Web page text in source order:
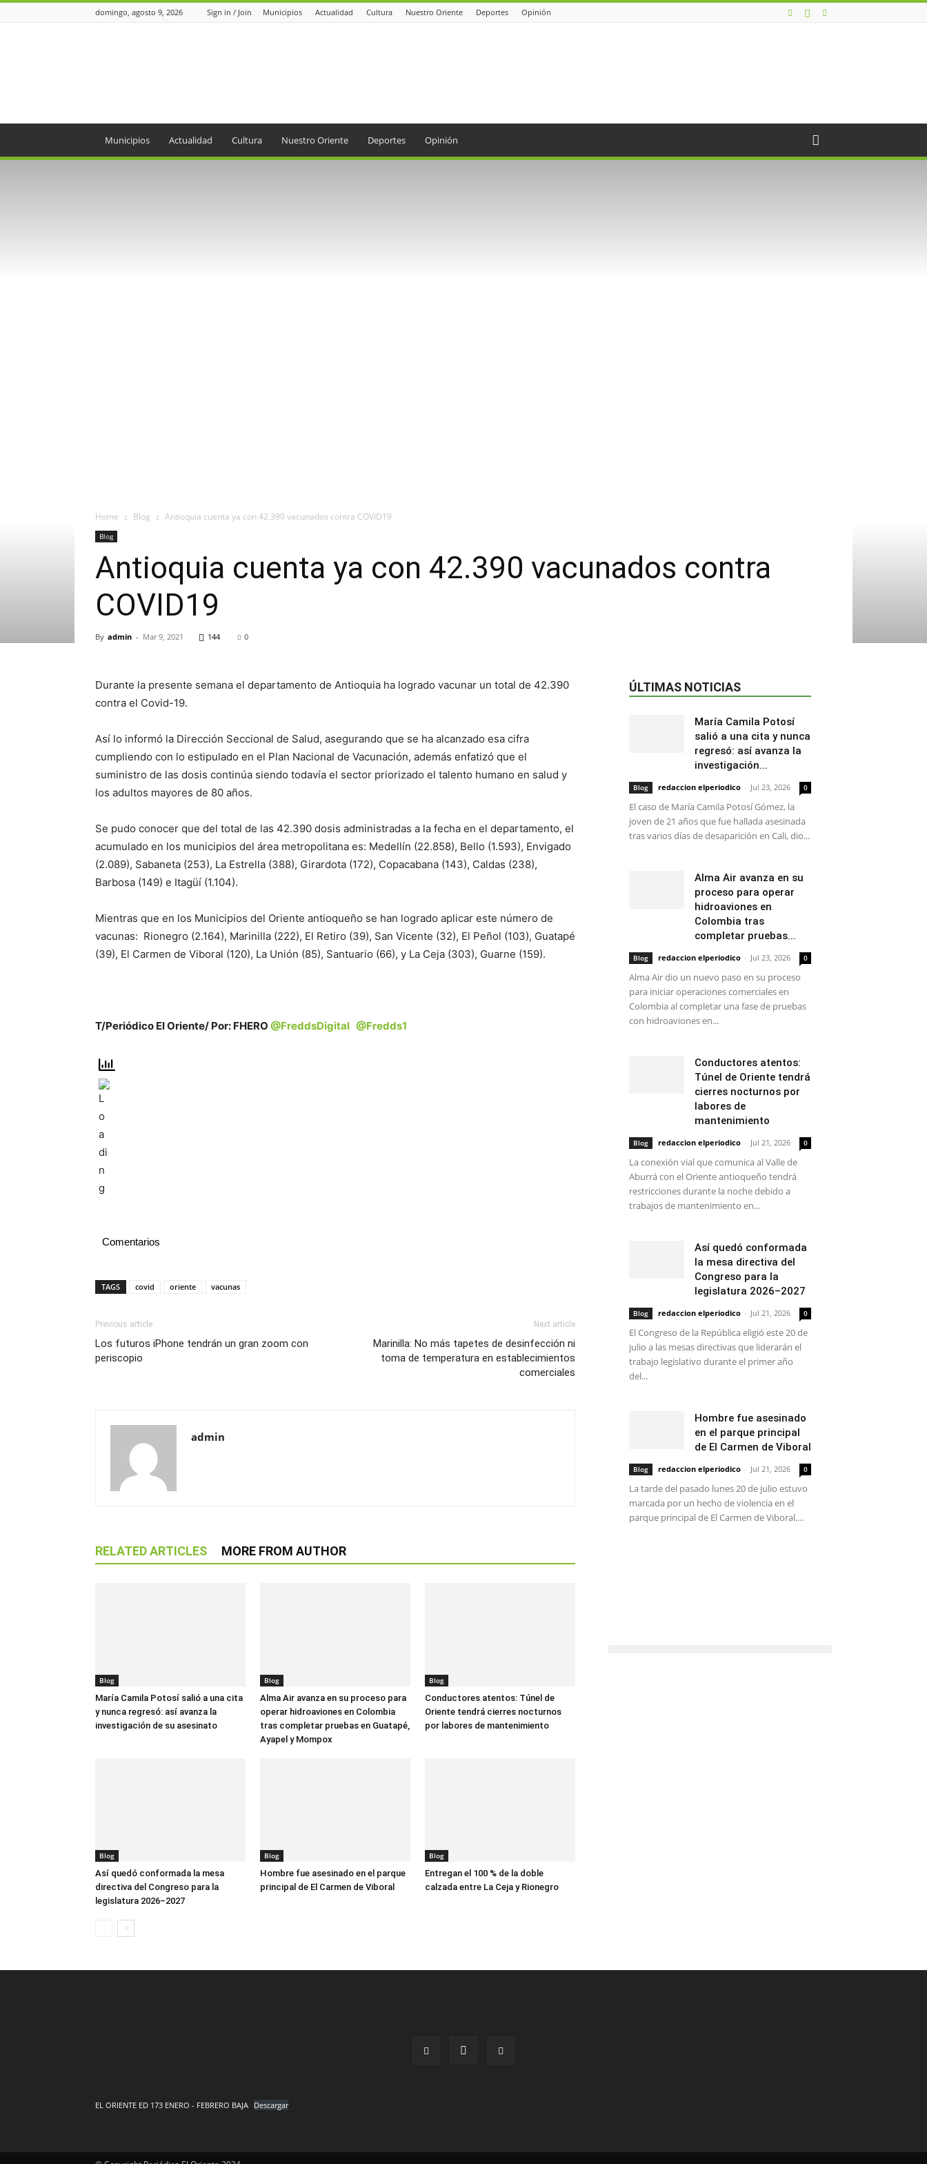
domingo, agosto 9, 2026 Sign in / Join Municipios Actualidad Cultura Nuestro Oriente Deportes Opinión
Municipios Actualidad Cultura Nuestro Oriente Deportes Opinión
Home Blog Antioquia cuenta ya con 42.390 vacunados contra COVID19
Blog
Antioquia cuenta ya con 42.390 vacunados contra
COVID19
By admin - Mar 9, 2021 144 0
Durante la presente semana el departamento de Antioquia ha logrado vacunar un total de 42.390
contra el Covid-19.
Así lo informó la Dirección Seccional de Salud, asegurando que se ha alcanzado esa cifra
cumpliendo con lo estipulado en el Plan Nacional de Vacunación, además enfatizó que el
suministro de las dosis continúa siendo todavía el sector priorizado el talento humano en salud y
los adultos mayores de 80 años.
Se pudo conocer que del total de las 42.390 dosis administradas a la fecha en el departamento, el
acumulado en los municipios del área metropolitana es: Medellín (22.858), Bello (1.593), Envigado
(2.089), Sabaneta (253), La Estrella (388), Girardota (172), Copacabana (143), Caldas (238),
Barbosa (149) e Itagüí (1.104).
Mientras que en los Municipios del Oriente antioqueño se han logrado aplicar este número de
vacunas: Rionegro (2.164), Marinilla (222), El Retiro (39), San Vicente (32), El Peñol (103), Guatapé
(39), El Carmen de Viboral (120), La Unión (85), Santuario (66), y La Ceja (303), Guarne (159).
T/Periódico El Oriente/ Por: FHERO @FreddsDigital @Fredds1
Comentarios
TAGS covid oriente vacunas
Previous article
Los futuros iPhone tendrán un gran zoom con
periscopio
Next article
Marinilla: No más tapetes de desinfección ni
toma de temperatura en establecimientos
comerciales
admin
RELATED ARTICLES MORE FROM AUTHOR
Blog
María Camila Potosí salió a una cita
y nunca regresó: así avanza la
investigación de su asesinato
Blog
Alma Air avanza en su proceso para
operar hidroaviones en Colombia
tras completar pruebas en Guatapé,
Ayapel y Mompox
Blog
Conductores atentos: Túnel de
Oriente tendrá cierres nocturnos
por labores de mantenimiento
Blog
Así quedó conformada la mesa
directiva del Congreso para la
legislatura 2026–2027
Blog
Hombre fue asesinado en el parque
principal de El Carmen de Viboral
Blog
Entregan el 100 % de la doble
calzada entre La Ceja y Rionegro
ÚLTIMAS NOTICIAS
María Camila Potosí
salió a una cita y nunca
regresó: así avanza la
investigación...
Blog redaccion elperiodico - Jul 23, 2026 0
El caso de María Camila Potosí Gómez, la
joven de 21 años que fue hallada asesinada
tras varios días de desaparición en Cali, dio...
Alma Air avanza en su
proceso para operar
hidroaviones en
Colombia tras
completar pruebas...
Blog redaccion elperiodico - Jul 23, 2026 0
Alma Air dio un nuevo paso en su proceso
para iniciar operaciones comerciales en
Colombia al completar una fase de pruebas
con hidroaviones en...
Conductores atentos:
Túnel de Oriente tendrá
cierres nocturnos por
labores de
mantenimiento
Blog redaccion elperiodico - Jul 21, 2026 0
La conexión vial que comunica al Valle de
Aburrá con el Oriente antioqueño tendrá
restricciones durante la noche debido a
trabajos de mantenimiento en...
Así quedó conformada
la mesa directiva del
Congreso para la
legislatura 2026–2027
Blog redaccion elperiodico - Jul 21, 2026 0
El Congreso de la República eligió este 20 de
julio a las mesas directivas que liderarán el
trabajo legislativo durante el primer año
del...
Hombre fue asesinado
en el parque principal
de El Carmen de Viboral
Blog redaccion elperiodico - Jul 21, 2026 0
La tarde del pasado lunes 20 de julio estuvo
marcada por un hecho de violencia en el
parque principal de El Carmen de Viboral,...
EL ORIENTE ED 173 ENERO - FEBRERO BAJA Descargar